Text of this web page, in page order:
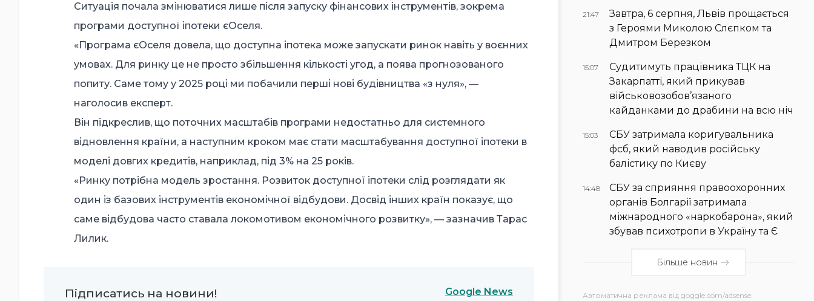
Ситуація почала змінюватися лише після запуску фінансових інструментів, зокрема
програми доступної іпотеки єОселя.
«Програма єОселя довела, що доступна іпотека може запускати ринок навіть у воєнних
умовах. Для ринку це не просто збільшення кількості угод, а поява прогнозованого
попиту. Саме тому у 2025 році ми побачили перші нові будівництва «з нуля», —
наголосив експерт.
Він підкреслив, що поточних масштабів програми недостатньо для системного
відновлення країни, а наступним кроком має стати масштабування доступної іпотеки в
моделі довгих кредитів, наприклад, під 3% на 25 років.
«Ринку потрібна модель зростання. Розвиток доступної іпотеки слід розглядати як
один із базових інструментів економічної відбудови. Досвід інших країн показує, що
саме відбудова часто ставала локомотивом економічного розвитку», — зазначив Тарас
Лилик.
Підписатись на новини!
Google News
21:47
Завтра, 6 серпня, Львів прощається
з Героями Миколою Слєпком та
Дмитром Березком
15:07
Судитимуть працівника ТЦК на
Закарпатті, який прикував
військовозобов’язаного
кайданками до драбини на всю ніч
15:03
СБУ затримала коригувальника
фсб, який наводив російську
балістику по Києву
14:48
СБУ за сприяння правоохоронних
органів Болгарії затримала
міжнародного «наркобарона», який
збував психотропи в Україну та Є
Більше новин
Автоматична реклама від goggle.com/adsense: